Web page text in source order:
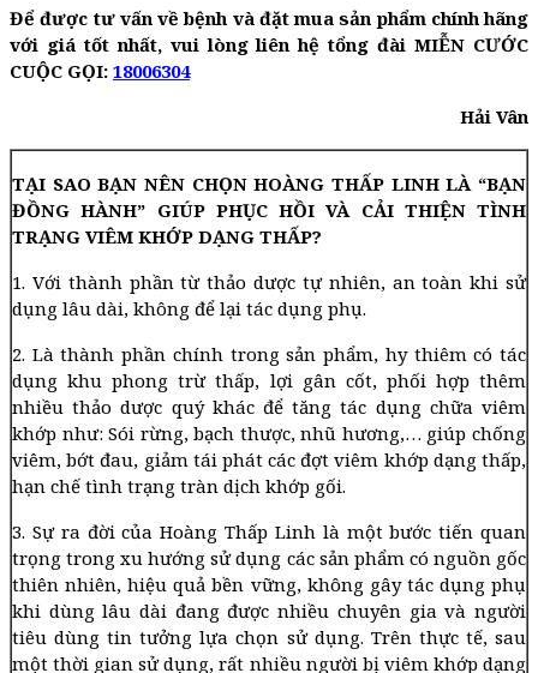
Để được tư vấn về bệnh và đặt mua sản phẩm chính hãng
với giá tốt nhất, vui lòng liên hệ tổng đài MIỄN CƯỚC
CUỘC GỌI: 18006304
Hải Vân
TẠI SAO BẠN NÊN CHỌN HOÀNG THẤP LINH LÀ “BẠN
ĐỒNG HÀNH” GIÚP PHỤC HỒI VÀ CẢI THIỆN TÌNH
TRẠNG VIÊM KHỚP DẠNG THẤP?
1. Với thành phần từ thảo dược tự nhiên, an toàn khi sử
dụng lâu dài, không để lại tác dụng phụ.
2. Là thành phần chính trong sản phẩm, hy thiêm có tác
dụng khu phong trừ thấp, lợi gân cốt, phối hợp thêm
nhiều thảo dược quý khác để tăng tác dụng chữa viêm
khớp như: Sói rừng, bạch thược, nhũ hương,… giúp chống
viêm, bớt đau, giảm tái phát các đợt viêm khớp dạng thấp,
hạn chế tình trạng tràn dịch khớp gối.
3. Sự ra đời của Hoàng Thấp Linh là một bước tiến quan
trọng trong xu hướng sử dụng các sản phẩm có nguồn gốc
thiên nhiên, hiệu quả bền vững, không gây tác dụng phụ
khi dùng lâu dài đang được nhiều chuyên gia và người
tiêu dùng tin tưởng lựa chọn sử dụng. Trên thực tế, sau
một thời gian sử dụng, rất nhiều người bị viêm khớp dạng